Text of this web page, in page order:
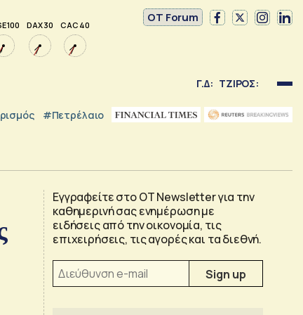
100 DAX 30 CAC 40
OT Forum
Γ.Δ: ΤΖΙΡΟΣ:
#Πετρέλαιο
Εγγραφείτε στο OT Newsletter για την
καθημερινή σας ενημέρωση με
ειδήσεις από την οικονομία, τις
επιχειρήσεις, τις αγορές και τα διεθνή.